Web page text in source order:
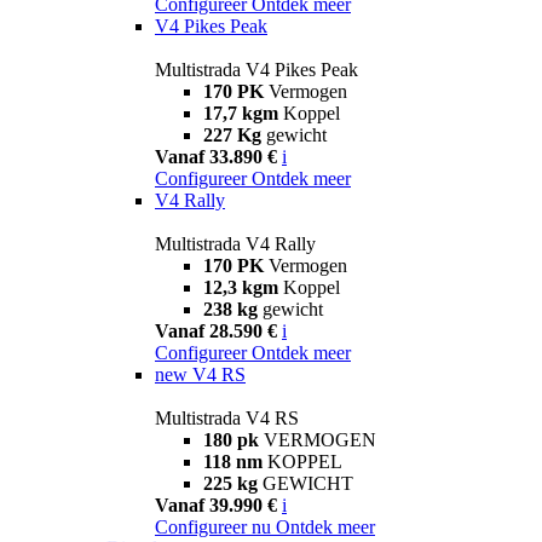
V4 Pikes Peak
Multistrada V4 Pikes Peak
170 PK Vermogen
17,7 kgm Koppel
227 Kg gewicht
Vanaf 33.890 € i
Configureer Ontdek meer
V4 Rally
Multistrada V4 Rally
170 PK Vermogen
12,3 kgm Koppel
238 kg gewicht
Vanaf 28.590 € i
Configureer Ontdek meer
new V4 RS
Multistrada V4 RS
180 pk VERMOGEN
118 nm KOPPEL
225 kg GEWICHT
Vanaf 39.990 € i
Configureer nu Ontdek meer